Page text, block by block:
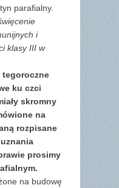
parafialny.
i
klasy III w
tegoroczne
ku czci
skromny
na
rozpisane
prosimy
na budowę